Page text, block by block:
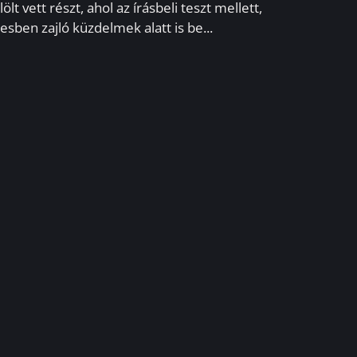
vett részt, ahol az írásbeli teszt mellett,
zajló küzdelmek alatt is be...